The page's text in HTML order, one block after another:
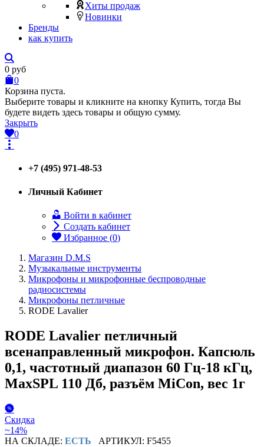
Хиты продаж
Новинки
Бренды
как купить
0 руб
0
Корзина пуста.
Выберите товары и кликните на кнопку Купить, тогда Вы
будете видеть здесь товары и общую сумму.
Закрыть
0
+7 (495) 971-48-53
Личный Кабинет
Войти в кабинет
Создать кабинет
Избранное (0)
Магазин D.M.S
Музыкальные инструменты
Микрофоны и микрофонные беспроводные
радиосистемы
Микрофоны петличные
RODE Lavalier
RODE Lavalier петличный
всенаправленный микрофон. Капсюль
0,1, частотный диапазон 60 Гц-18 кГц,
MaxSPL 110 Дб, разъём MiCon, вес 1г
Скидка
~14%
НА СКЛАДЕ: ЕСТЬ АРТИКУЛ: F5455